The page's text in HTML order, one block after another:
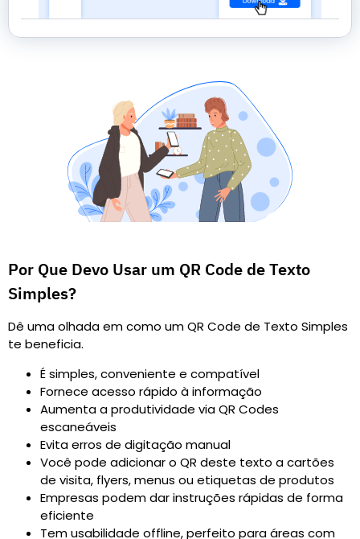
Por Que Devo Usar um QR Code de Texto
Simples?
Dê uma olhada em como um QR Code de Texto Simples
te beneficia.
É simples, conveniente e compatível
Fornece acesso rápido à informação
Aumenta a produtividade via QR Codes
escaneáveis
Evita erros de digitação manual
Você pode adicionar o QR deste texto a cartões
de visita, flyers, menus ou etiquetas de produtos
Empresas podem dar instruções rápidas de forma
eficiente
Tem usabilidade offline, perfeito para áreas com